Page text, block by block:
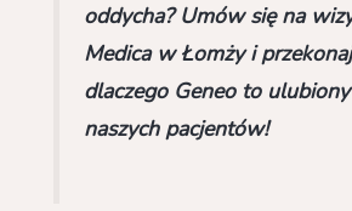
oddycha? Umów się na
Medica w Łomży i
dlaczego Geneo to
naszych pacjentów!